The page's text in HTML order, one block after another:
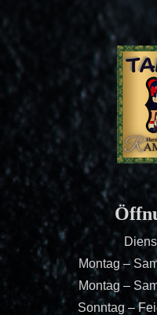
Montag –
Montag –
Sonntag –